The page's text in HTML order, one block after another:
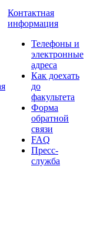
Контактная
информация
Телефоны и
электронные
адреса
Как доехать
до
факультета
Форма
обратной
связи
FAQ
Пресс-
служба